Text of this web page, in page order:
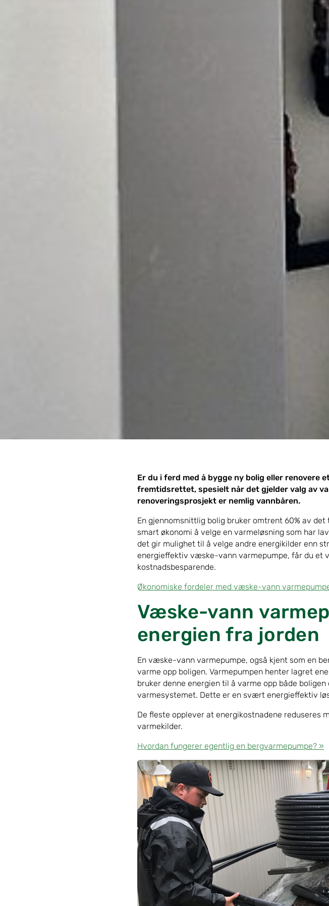
Er du i ferd med å bygge ny bolig eller renovere
fremtidsrettet, spesielt når det gjelder valg av
renoveringsprosjekt er nemlig vannbåren.
En gjennomsnittlig bolig bruker omtrent 60% av
smart økonomi å velge en varmeløsning som har
det gir mulighet til å velge andre energikilder enn
energieffektiv væske-vann varmepumpe, får du et
kostnadsbesparende.
Økonomiske fordeler med væske-vann
Væske-vann
energien fra jorden
En væske-vann varmepumpe, også kjent som en
varme opp boligen. Varmepumpen henter lagret
bruker denne energien til å varme opp både
varmesystemet. Dette er en svært energieffektiv
De fleste opplever at energikostnadene reduseres
varmekilder.
Hvordan fungerer egentlig en bergvarmepumpe? »